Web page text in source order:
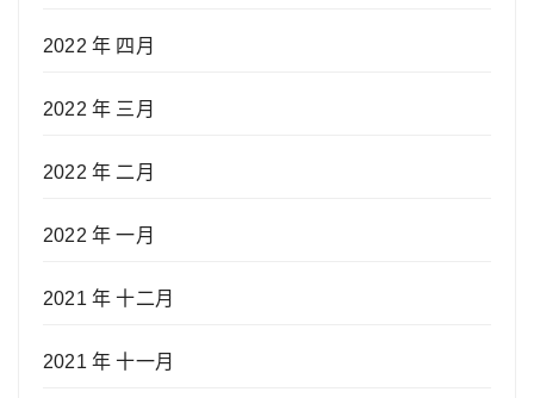
2022 年 四月
2022 年 三月
2022 年 二月
2022 年 一月
2021 年 十二月
2021 年 十一月